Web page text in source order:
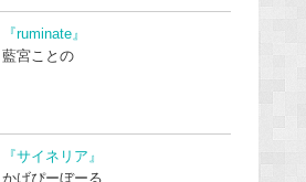
『ruminate』
藍宮ことの
『サイネリア』
かげぴーぼーる